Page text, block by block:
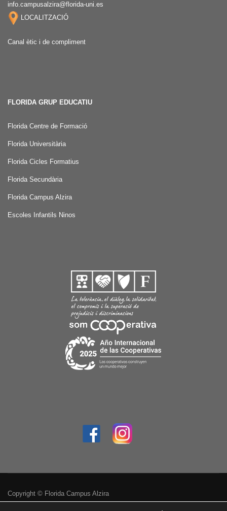
info.campusalzira@florida-uni.es
LOCALITZACIÓ
Canal ètic i de compliment
FLORIDA GRUP EDUCATIU
Florida Centre de Formació
Florida Universitària
Florida Cicles Formatius
Florida Secundària
Florida Campus Alzira
Escoles Infantils Ninos
Copyright © Florida Campus Alzira